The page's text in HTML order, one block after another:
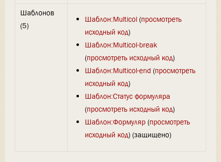
Шаблонов
(5)
Шаблон:Multicol(просмотреть
исходный код)
Шаблон:Multicol-break
(просмотреть исходный код)
Шаблон:Multicol-end (просмотреть
исходный код)
Шаблон:Статус формуляра
(просмотреть исходный код)
Шаблон:Формуляр(просмотреть
исходный код) (защищено)